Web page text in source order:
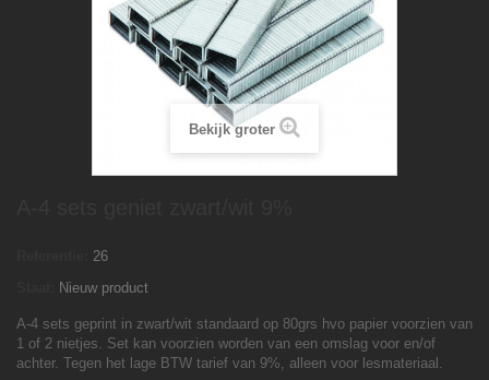
Bekijk groter
26
Nieuw product
A-4 sets geprint in zwart/wit standaard op 80grs hvo papier voorzien van
1 of 2 nietjes. Set kan voorzien worden van een omslag voor en/of
achter. Tegen het lage BTW tarief van 9%, alleen voor lesmateriaal.